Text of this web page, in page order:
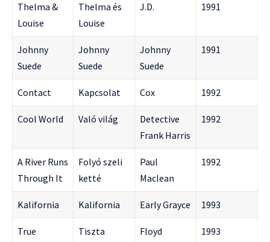
Thelma &
Louise
Thelma és
Louise
J.D. 1991
Johnny
Suede
Johnny
Suede
Johnny
Suede
1991
Contact Kapcsolat Cox 1992
Cool World Való világ
Detective
Frank Harris
1992
A River Runs
Through It
Folyó szeli
ketté
Paul
Maclean
1992
Kalifornia Kalifornia Early Grayce 1993
True
Tiszta
Floyd 1993